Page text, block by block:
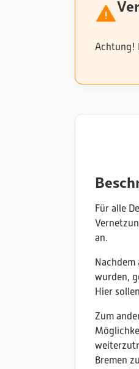
Achtung!
Für alle
an.
wurden,
Hier
Zum
Bremen